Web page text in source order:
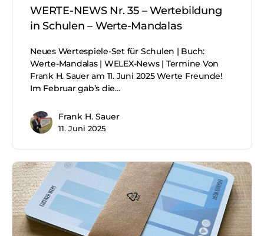
WERTE-NEWS Nr. 35 – Wertebildung
in Schulen – Werte-Mandalas
Neues Wertespiele-Set für Schulen | Buch:
Werte-Mandalas | WELEX-News | Termine Von
Frank H. Sauer am 11. Juni 2025 Werte Freunde!
Im Februar gab’s die…
Frank H. Sauer
11. Juni 2025